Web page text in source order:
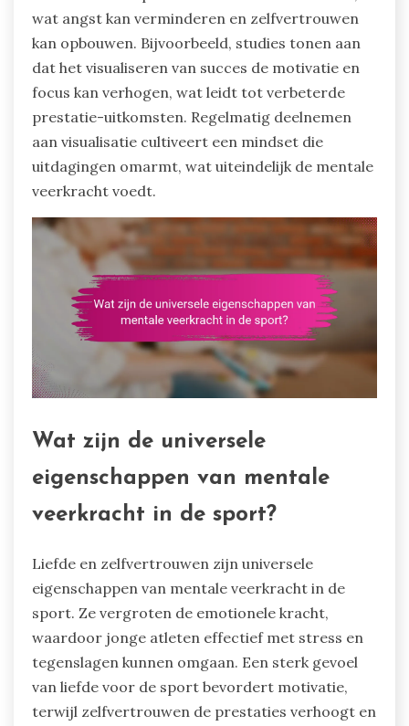
wat angst kan verminderen en zelfvertrouwen
kan opbouwen. Bijvoorbeeld, studies tonen aan
dat het visualiseren van succes de motivatie en
focus kan verhogen, wat leidt tot verbeterde
prestatie-uitkomsten. Regelmatig deelnemen
aan visualisatie cultiveert een mindset die
uitdagingen omarmt, wat uiteindelijk de mentale
veerkracht voedt.
Wat zijn de universele
eigenschappen van mentale
veerkracht in de sport?
Liefde en zelfvertrouwen zijn universele
eigenschappen van mentale veerkracht in de
sport. Ze vergroten de emotionele kracht,
waardoor jonge atleten effectief met stress en
tegenslagen kunnen omgaan. Een sterk gevoel
van liefde voor de sport bevordert motivatie,
terwijl zelfvertrouwen de prestaties verhoogt en